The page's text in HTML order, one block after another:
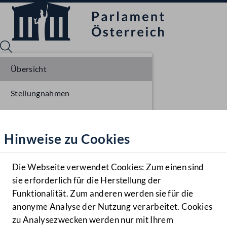
Hilfe
Benutzer
Navigationsmenü öffnen
MENÜ
Hinweise zu Cookies
Die Webseite verwendet Cookies: Zum einen sind
sie erforderlich für die Herstellung der
Funktionalität. Zum anderen werden sie für die
anonyme Analyse der Nutzung verarbeitet. Cookies
zu Analysezwecken werden nur mit Ihrem
Übersicht
Stellungnahmen